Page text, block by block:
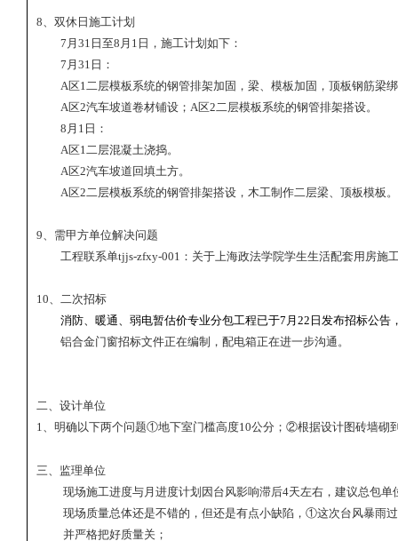
8 、双休日施工计划
7 月 31 日至8 月 1 日，施工计划如下：
7 月 31 日：
A区1 二层模板系统的钢管排架加固，梁、模板加固，顶板钢筋梁
A区2汽车坡道卷材铺设； A区2 二层模板系统的钢管排架搭设。
8 月 1 日：
A区1 二层混凝土浇捣。
A区2汽车坡道回填土方。
A区2 二层模板系统的钢管排架搭设，木工制作二层梁、顶板模板。
9 、需甲方单位解决问题
工程联系单tjjs-zfxy-001 ：关于上海政法学院学生生活配套用房
10 、二次招标
消防、暖通、弱电暂估价专业分包工程已于7 月22 日发布招标公告
铝合金门窗招标文件正在编制，配电箱正在进一步沟通。
二、设计单位
1
、明确以下两个问题①地下室门槛高度1 0公分；②根据设计图砖墙砌
三、监理单位
现场施工进度与月进度计划因台风影响滞后4天左右，建议总包单
现场质量总体还是不错的，但还是有点小缺陷，①这次台风暴雨
并严格把好质量关；